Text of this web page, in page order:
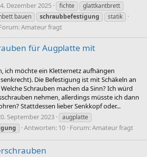
Dezember 2025 fichte
glattkantbrett
bauen schraubbefestigung statik
Amateur fragt
für Augplatte mit
ich möchte ein Kletternetz aufhängen
Die Befestigung ist mit Schäkeln an
Schrauben machen da Sinn? Ich würd
nehmen, allerdings müsste ich dann
Stattdessen lieber Senkkopf oder...
September 2023
augplatte
Antworten: 10 Forum:Amateur fragt